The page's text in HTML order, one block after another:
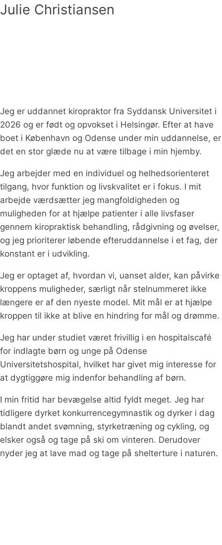
Julie Christiansen
Jeg er uddannet kiropraktor fra Syddansk Universitet i
2026 og er født og opvokset i Helsingør. Efter at have
boet i København og Odense under min uddannelse, er
det en stor glæde nu at være tilbage i min hjemby.
Jeg arbejder med en individuel og helhedsorienteret
tilgang, hvor funktion og livskvalitet er i fokus. I mit
arbejde værdsætter jeg mangfoldigheden og
muligheden for at hjælpe patienter i alle livsfaser
gennem kiropraktisk behandling, rådgivning og øvelser,
og jeg prioriterer løbende efteruddannelse i et fag, der
konstant er i udvikling.
Jeg er optaget af, hvordan vi, uanset alder, kan påvirke
kroppens muligheder, særligt når stelnummeret ikke
længere er af den nyeste model. Mit mål er at hjælpe
kroppen til ikke at blive en hindring for mål og drømme.
Jeg har under studiet været frivillig i en hospitalscafé
for indlagte børn og unge på Odense
Universitetshospital, hvilket har givet mig interesse for
at dygtiggøre mig indenfor behandling af børn.
I min fritid har bevægelse altid fyldt meget. Jeg har
tidligere dyrket konkurrencegymnastik og dyrker i dag
blandt andet svømning, styrketræning og cykling, og
elsker også og tage på ski om vinteren. Derudover
nyder jeg at lave mad og tage på shelterture i naturen.